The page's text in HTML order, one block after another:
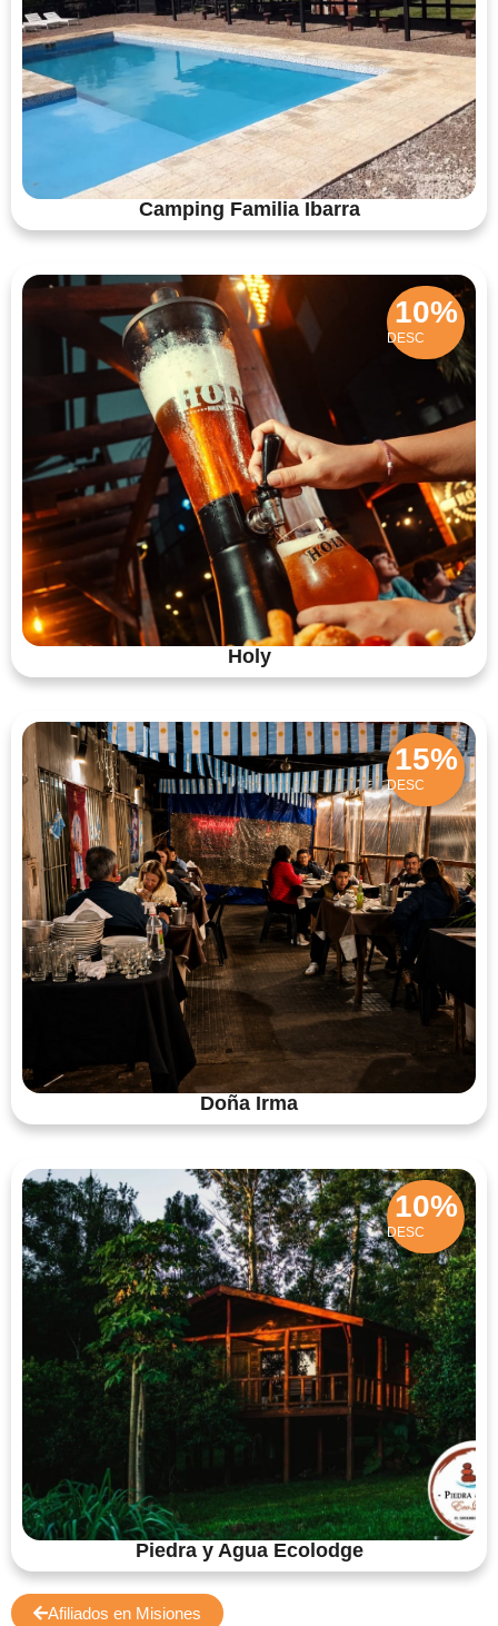
Camping Familia Ibarra
10%
DESC
Holy
15%
DESC
Doña Irma
10%
DESC
Piedra y Agua Ecolodge
Afiliados en Misiones